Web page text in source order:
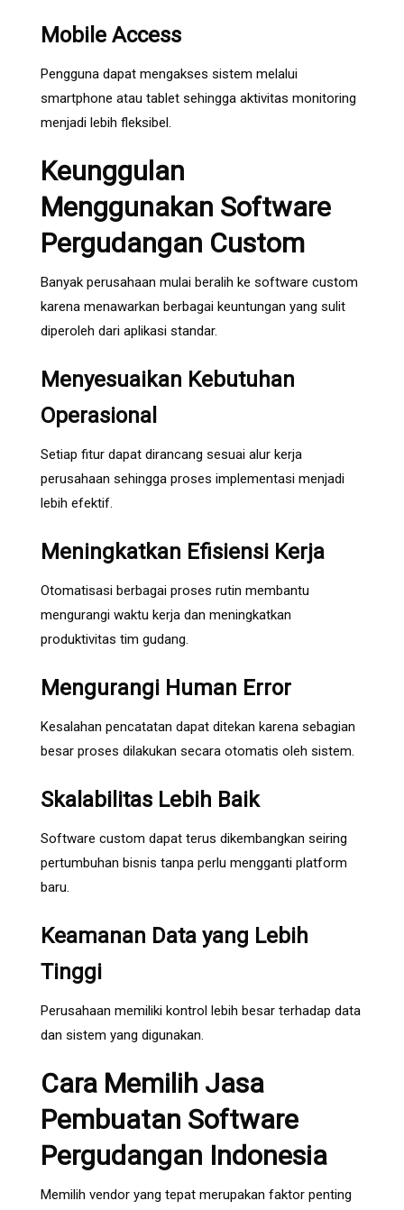
Mobile Access
Pengguna dapat mengakses sistem melalui
smartphone atau tablet sehingga aktivitas monitoring
menjadi lebih fleksibel.
Keunggulan
Menggunakan Software
Pergudangan Custom
Banyak perusahaan mulai beralih ke software custom
karena menawarkan berbagai keuntungan yang sulit
diperoleh dari aplikasi standar.
Menyesuaikan Kebutuhan
Operasional
Setiap fitur dapat dirancang sesuai alur kerja
perusahaan sehingga proses implementasi menjadi
lebih efektif.
Meningkatkan Efisiensi Kerja
Otomatisasi berbagai proses rutin membantu
mengurangi waktu kerja dan meningkatkan
produktivitas tim gudang.
Mengurangi Human Error
Kesalahan pencatatan dapat ditekan karena sebagian
besar proses dilakukan secara otomatis oleh sistem.
Skalabilitas Lebih Baik
Software custom dapat terus dikembangkan seiring
pertumbuhan bisnis tanpa perlu mengganti platform
baru.
Keamanan Data yang Lebih
Tinggi
Perusahaan memiliki kontrol lebih besar terhadap data
dan sistem yang digunakan.
Cara Memilih Jasa
Pembuatan Software
Pergudangan Indonesia
Memilih vendor yang tepat merupakan faktor penting